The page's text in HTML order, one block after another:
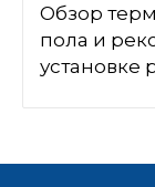
Обзор
пола и
установке